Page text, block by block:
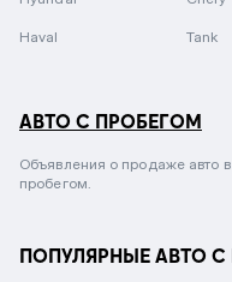
Haval Tank
АВТО С ПРОБЕГОМ
Объявления о продаже авто
пробегом.
ПОПУЛЯРНЫЕ АВТО